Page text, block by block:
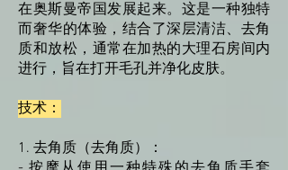
在奥斯曼帝国发展起来。这是一种独特
而奢华的体验，结合了深层清洁、去角
质和放松，通常在加热的大理石房间内
进行，旨在打开毛孔并净化皮肤。
技术：
1. 去角质（去角质）：